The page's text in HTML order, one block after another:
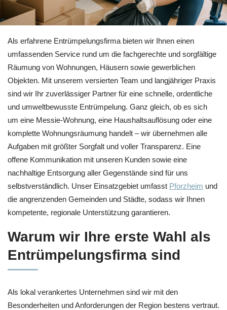
Als erfahrene Entrümpelungsfirma bieten wir Ihnen einen
umfassenden Service rund um die fachgerechte und sorgfältige
Räumung von Wohnungen, Häusern sowie gewerblichen
Objekten. Mit unserem versierten Team und langjähriger Praxis
sind wir Ihr zuverlässiger Partner für eine schnelle, ordentliche
und umweltbewusste Entrümpelung. Ganz gleich, ob es sich
um eine Messie-Wohnung, eine Haushaltsauflösung oder eine
komplette Wohnungsräumung handelt – wir übernehmen alle
Aufgaben mit größter Sorgfalt und voller Transparenz. Eine
offene Kommunikation mit unseren Kunden sowie eine
nachhaltige Entsorgung aller Gegenstände sind für uns
selbstverständlich. Unser Einsatzgebiet umfasst Pforzheim und
die angrenzenden Gemeinden und Städte, sodass wir Ihnen
kompetente, regionale Unterstützung garantieren.
Warum wir Ihre erste Wahl als
Entrümpelungsfirma sind
Als lokal verankertes Unternehmen sind wir mit den
Besonderheiten und Anforderungen der Region bestens vertraut.